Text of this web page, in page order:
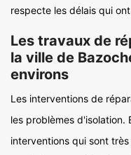
respecte les délais qui
Les travaux de
la ville de
environs
Les interventions de
les problèmes d'isolation.
interventions qui sont